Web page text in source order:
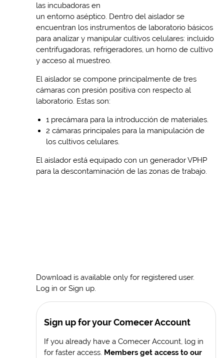
las incubadoras en
un entorno aséptico. Dentro del aislador se
encuentran los instrumentos de laboratorio básicos
para analizar y manipular cultivos celulares: incluido
centrifugadoras, refrigeradores, un horno de cultivo
y acceso al muestreo.
El aislador se compone principalmente de tres
cámaras con presión positiva con respecto al
laboratorio. Estas son:
1 precámara para la introducción de materiales.
2 cámaras principales para la manipulación de
los cultivos celulares.
El aislador está equipado con un generador VPHP
para la descontaminación de las zonas de trabajo.
Download is available only for registered user.
Log in or Sign up.
Sign up for your Comecer Account
If you already have a Comecer Account, log in
for faster access. Members get access to our